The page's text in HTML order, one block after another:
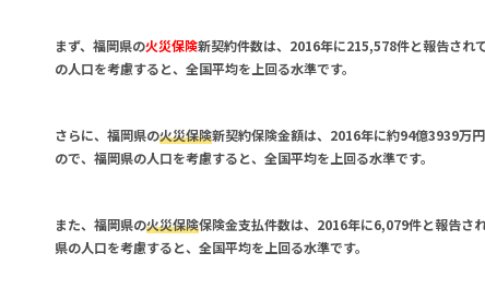
まず、福岡県の火災保険新契約件数は、2016年に215,578件と報告され
の人口を考慮すると、全国平均を上回る水準です。
さらに、福岡県の火災保険新契約保険金額は、2016年に約94億3939万
ので、福岡県の人口を考慮すると、全国平均を上回る水準です。
また、福岡県の火災保険保険金支払件数は、2016年に6,079件と報告さ
県の人口を考慮すると、全国平均を上回る水準です。